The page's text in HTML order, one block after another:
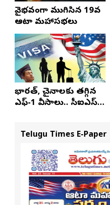
వైభవంగా ముగిసిన 19వ
ఆటా మహాసభలు
భారత్, చైనాలకు తగ్గిన
ఎఫ్-1 వీసాలు.. సీఐఎస్
Telugu Times E-Paper